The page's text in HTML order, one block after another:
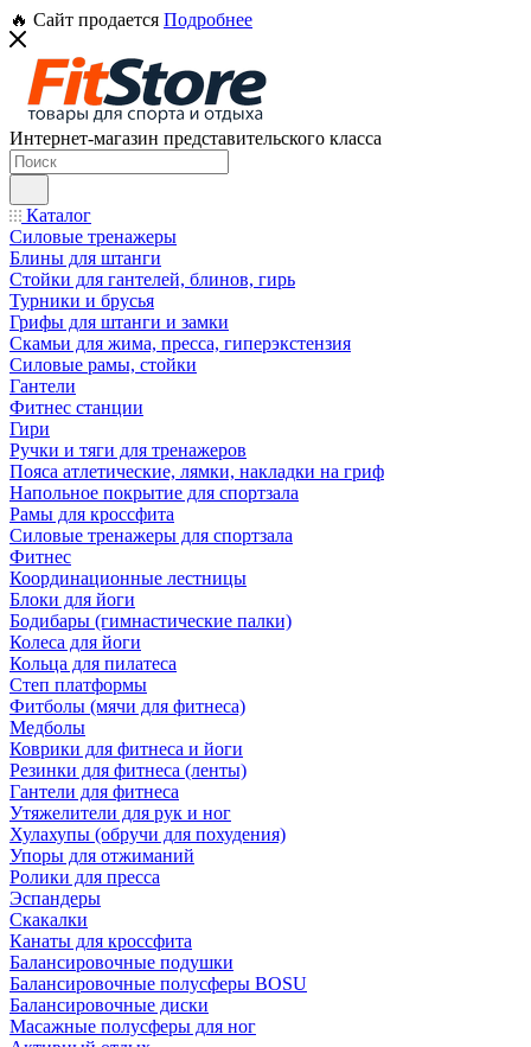
🔥 Сайт продается Подробнее
Интернет-магазин представительского класса
Каталог
Силовые тренажеры
Блины для штанги
Стойки для гантелей, блинов, гирь
Турники и брусья
Грифы для штанги и замки
Скамьи для жима, пресса, гиперэкстензия
Силовые рамы, стойки
Гантели
Фитнес станции
Гири
Ручки и тяги для тренажеров
Пояса атлетические, лямки, накладки на гриф
Напольное покрытие для спортзала
Рамы для кроссфита
Силовые тренажеры для спортзала
Фитнес
Координационные лестницы
Блоки для йоги
Бодибары (гимнастические палки)
Колеса для йоги
Кольца для пилатеса
Степ платформы
Фитболы (мячи для фитнеса)
Медболы
Коврики для фитнеса и йоги
Резинки для фитнеса (ленты)
Гантели для фитнеса
Утяжелители для рук и ног
Хулахупы (обручи для похудения)
Упоры для отжиманий
Ролики для пресса
Эспандеры
Скакалки
Канаты для кроссфита
Балансировочные подушки
Балансировочные полусферы BOSU
Балансировочные диски
Масажные полусферы для ног